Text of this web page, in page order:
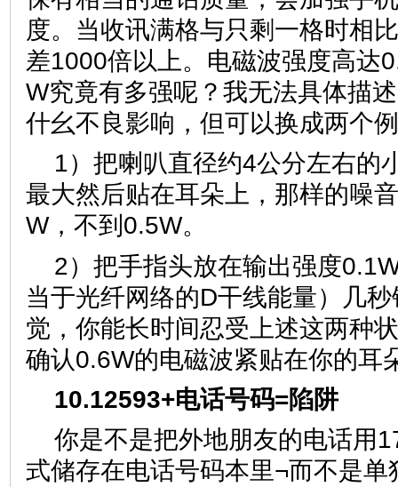
度。当收讯满格与只剩一格时相
差1000倍以上。电磁波强度高达
W究竟有多强呢？我无法具体描
什幺不良影响，但可以换成两个
1）把喇叭直径约4公分左右的
最大然后贴在耳朵上，那样的噪
W，不到0.5W。
2）把手指头放在输出强度
当于光纤网络的D干线能量）几
觉，你能长时间忍受上述这两种
确认0.6W的电磁波紧贴在你的耳
10.12593+电话号码=陷阱
你是不是把外地朋友的电话用
式储存在电话号码本里¬而不是单